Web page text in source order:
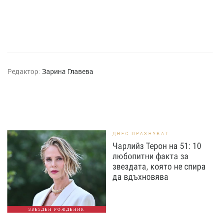
Редактор: Зарина Главева
ЗВЕЗДЕН РОЖДЕНИК
ДНЕС ПРАЗНУВАТ
Чарлийз Терон на 51: 10
любопитни факта за
звездата, която не спира
да вдъхновява